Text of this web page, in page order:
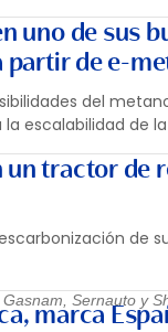
uno de sus
de e-
del
escalabilidad de
tractor de
de
Sernauto y
marca